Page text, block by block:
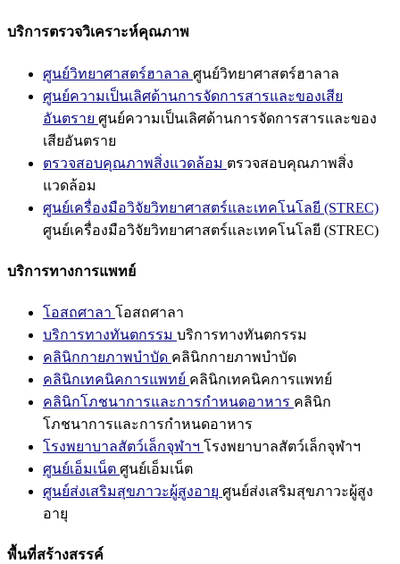
บริการตรวจวิเคราะห์คุณภาพ
ศูนย์วิทยาศาสตร์ฮาลาล ศูนย์วิทยาศาสตร์ฮาลาล
ศูนย์ความเป็นเลิศด้านการจัดการสารและของเสีย
อันตราย ศูนย์ความเป็นเลิศด้านการจัดการสารและของ
เสียอันตราย
ตรวจสอบคุณภาพสิ่งแวดล้อม ตรวจสอบคุณภาพสิ่ง
แวดล้อม
ศูนย์เครื่องมือวิจัยวิทยาศาสตร์และเทคโนโลยี (STREC)
ศูนย์เครื่องมือวิจัยวิทยาศาสตร์และเทคโนโลยี (STREC)
บริการทางการแพทย์
โอสถศาลา โอสถศาลา
บริการทางทันตกรรม บริการทางทันตกรรม
คลินิกกายภาพบำบัด คลินิกกายภาพบำบัด
คลินิกเทคนิคการแพทย์ คลินิกเทคนิคการแพทย์
คลินิกโภชนาการและการกำหนดอาหาร คลินิก
โภชนาการและการกำหนดอาหาร
โรงพยาบาลสัตว์เล็กจุฬาฯ โรงพยาบาลสัตว์เล็กจุฬาฯ
ศูนย์เอ็มเน็ต ศูนย์เอ็มเน็ต
ศูนย์ส่งเสริมสุขภาวะผู้สูงอายุ ศูนย์ส่งเสริมสุขภาวะผู้สูง
อายุ
พื้นที่สร้างสรรค์